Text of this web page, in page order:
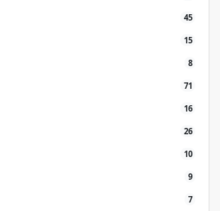
45
15
8
71
16
26
10
9
7